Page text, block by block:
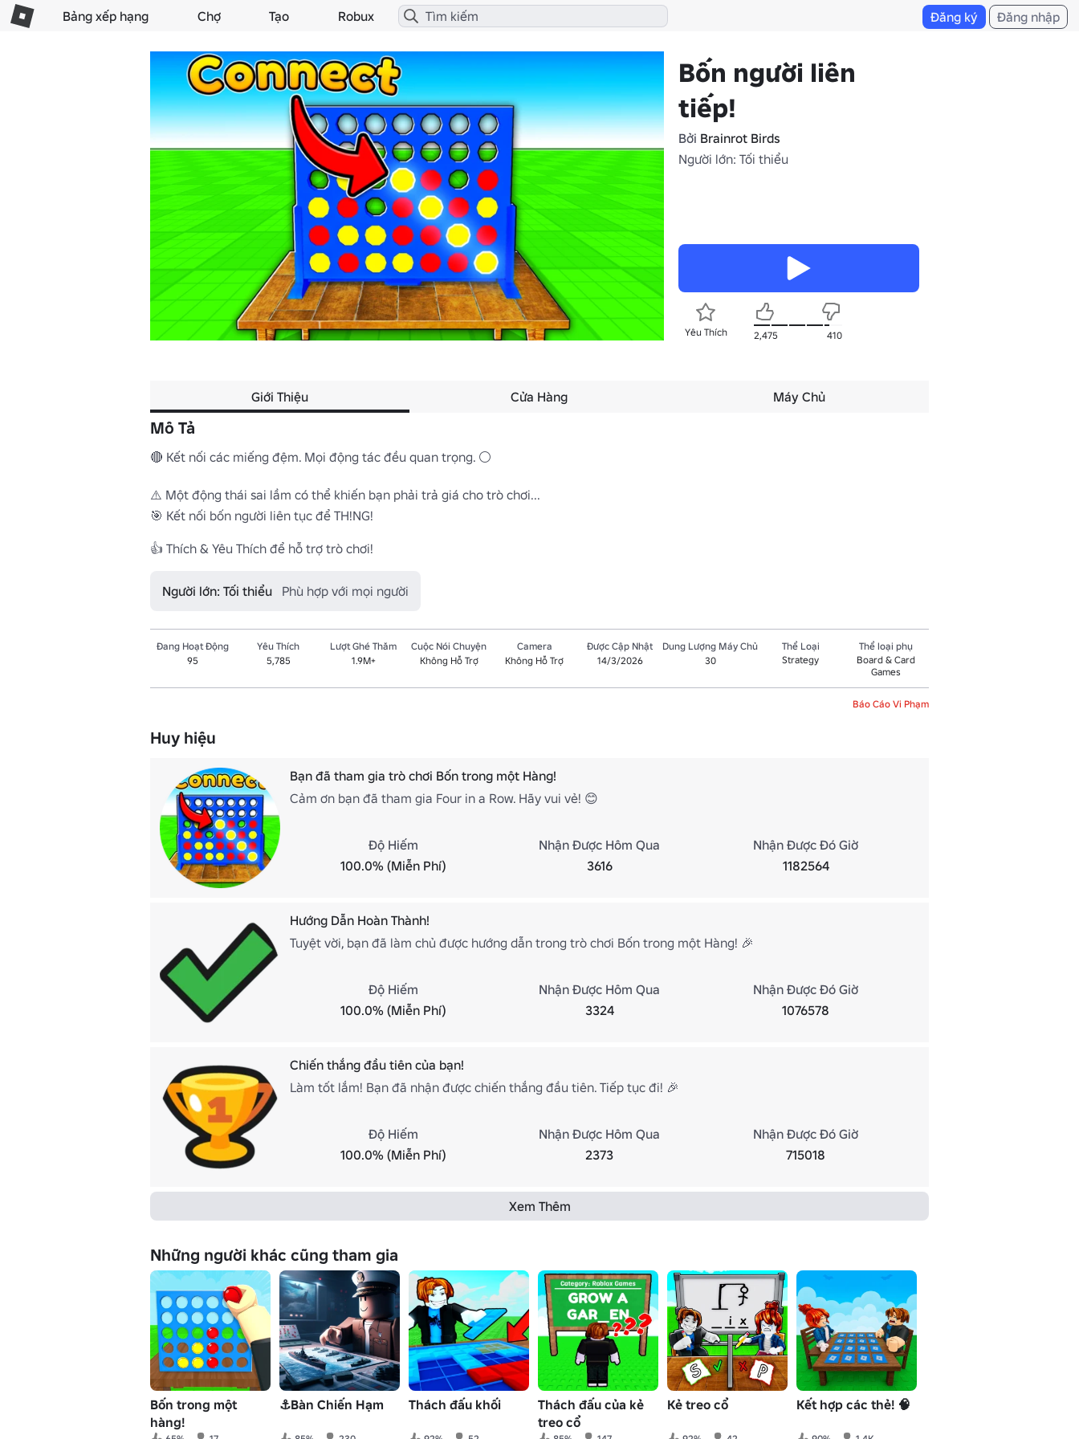
Bảng xếp hạng Chợ Tạo Robux Đăng ký Đăng nhập
Bốn người liên
tiếp!
Bởi Brainrot Birds
Người lớn: Tối thiểu
Yêu Thích 2,475 410
Giới Thiệu Cửa Hàng Máy Chủ
Mô Tả
🔴 Kết nối các miếng đệm. Mọi động tác đều quan trọng. ⚪
⚠️ Một động thái sai lầm có thể khiến bạn phải trả giá cho trò chơi...
🎯 Kết nối bốn người liên tục để TH!NG!
👍 Thích & Yêu Thích để hỗ trợ trò chơi!
Người lớn: Tối thiểu Phù hợp với mọi người
Đang Hoạt Động
95
Yêu Thích
5,785
Lượt Ghé Thăm
1.9M+
Cuộc Nói Chuyện
Không Hỗ Trợ
Camera
Không Hỗ Trợ
Được Cập Nhật
14/3/2026
Dung Lượng Máy Chủ
30
Thể Loại
Strategy
Thể loại phụ
Board & Card
Games
Báo Cáo Vi Phạm
Huy hiệu
Bạn đã tham gia trò chơi Bốn trong một Hàng!
Cảm ơn bạn đã tham gia Four in a Row. Hãy vui vẻ! 😊
Độ Hiếm
100.0% (Miễn Phí)
Nhận Được Hôm Qua
3616
Nhận Được Đó Giờ
1182564
Hướng Dẫn Hoàn Thành!
Tuyệt vời, bạn đã làm chủ được hướng dẫn trong trò chơi Bốn trong một Hàng! 🎉
Độ Hiếm
100.0% (Miễn Phí)
Nhận Được Hôm Qua
3324
Nhận Được Đó Giờ
1076578
Chiến thắng đầu tiên của bạn!
Làm tốt lắm! Bạn đã nhận được chiến thắng đầu tiên. Tiếp tục đi! 🎉
Độ Hiếm
100.0% (Miễn Phí)
Nhận Được Hôm Qua
2373
Nhận Được Đó Giờ
715018
Xem Thêm
Những người khác cũng tham gia
Bốn trong một
hàng!
⚓Bàn Chiến Hạm Thách đấu khối
Thách đấu của kẻ
treo cổ
Kẻ treo cổ Kết hợp các thẻ! 🧠